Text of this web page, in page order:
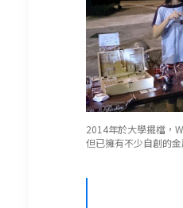
2014年於大學擺檔，
但已擁有不少自創的